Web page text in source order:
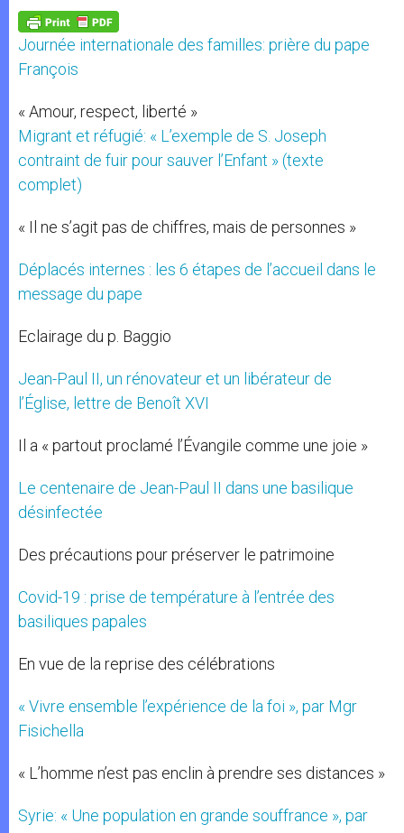
p
p
g
e
r
o
k
Journée internationale des familles: prière du pape
François
« Amour, respect, liberté »
Migrant et réfugié: « L’exemple de S. Joseph
contraint de fuir pour sauver l’Enfant » (texte
complet)
« Il ne s’agit pas de chiffres, mais de personnes »
Déplacés internes : les 6 étapes de l’accueil dans le
message du pape
Eclairage du p. Baggio
Jean-Paul II, un rénovateur et un libérateur de
l’Église, lettre de Benoît XVI
Il a « partout proclamé l’Évangile comme une joie »
Le centenaire de Jean-Paul II dans une basilique
désinfectée
Des précautions pour préserver le patrimoine
Covid-19 : prise de température à l’entrée des
basiliques papales
En vue de la reprise des célébrations
« Vivre ensemble l’expérience de la foi », par Mgr
Fisichella
« L’homme n’est pas enclin à prendre ses distances »
Syrie: « Une population en grande souffrance », par